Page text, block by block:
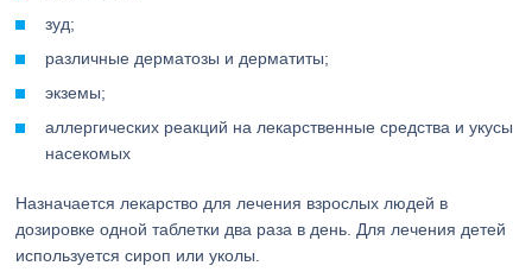
зуд;
различные дерматозы и дерматиты;
экземы;
аллергических реакций на лекарственные средства и укусы
насекомых
Назначается лекарство для лечения взрослых людей в
дозировке одной таблетки два раза в день. Для лечения детей
используется сироп или уколы.